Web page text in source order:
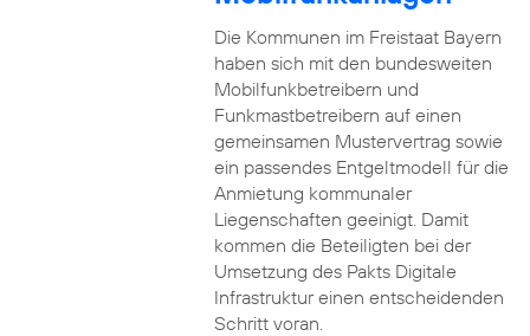
Die Kommunen im Freistaat Bayern
haben sich mit den bundesweiten
Mobilfunkbetreibern und
Funkmastbetreibern auf einen
gemeinsamen Mustervertrag sowie
ein passendes Entgeltmodell für die
Anmietung kommunaler
Liegenschaften geeinigt. Damit
kommen die Beteiligten bei der
Umsetzung des Pakts Digitale
Infrastruktur einen entscheidenden
Schritt voran.